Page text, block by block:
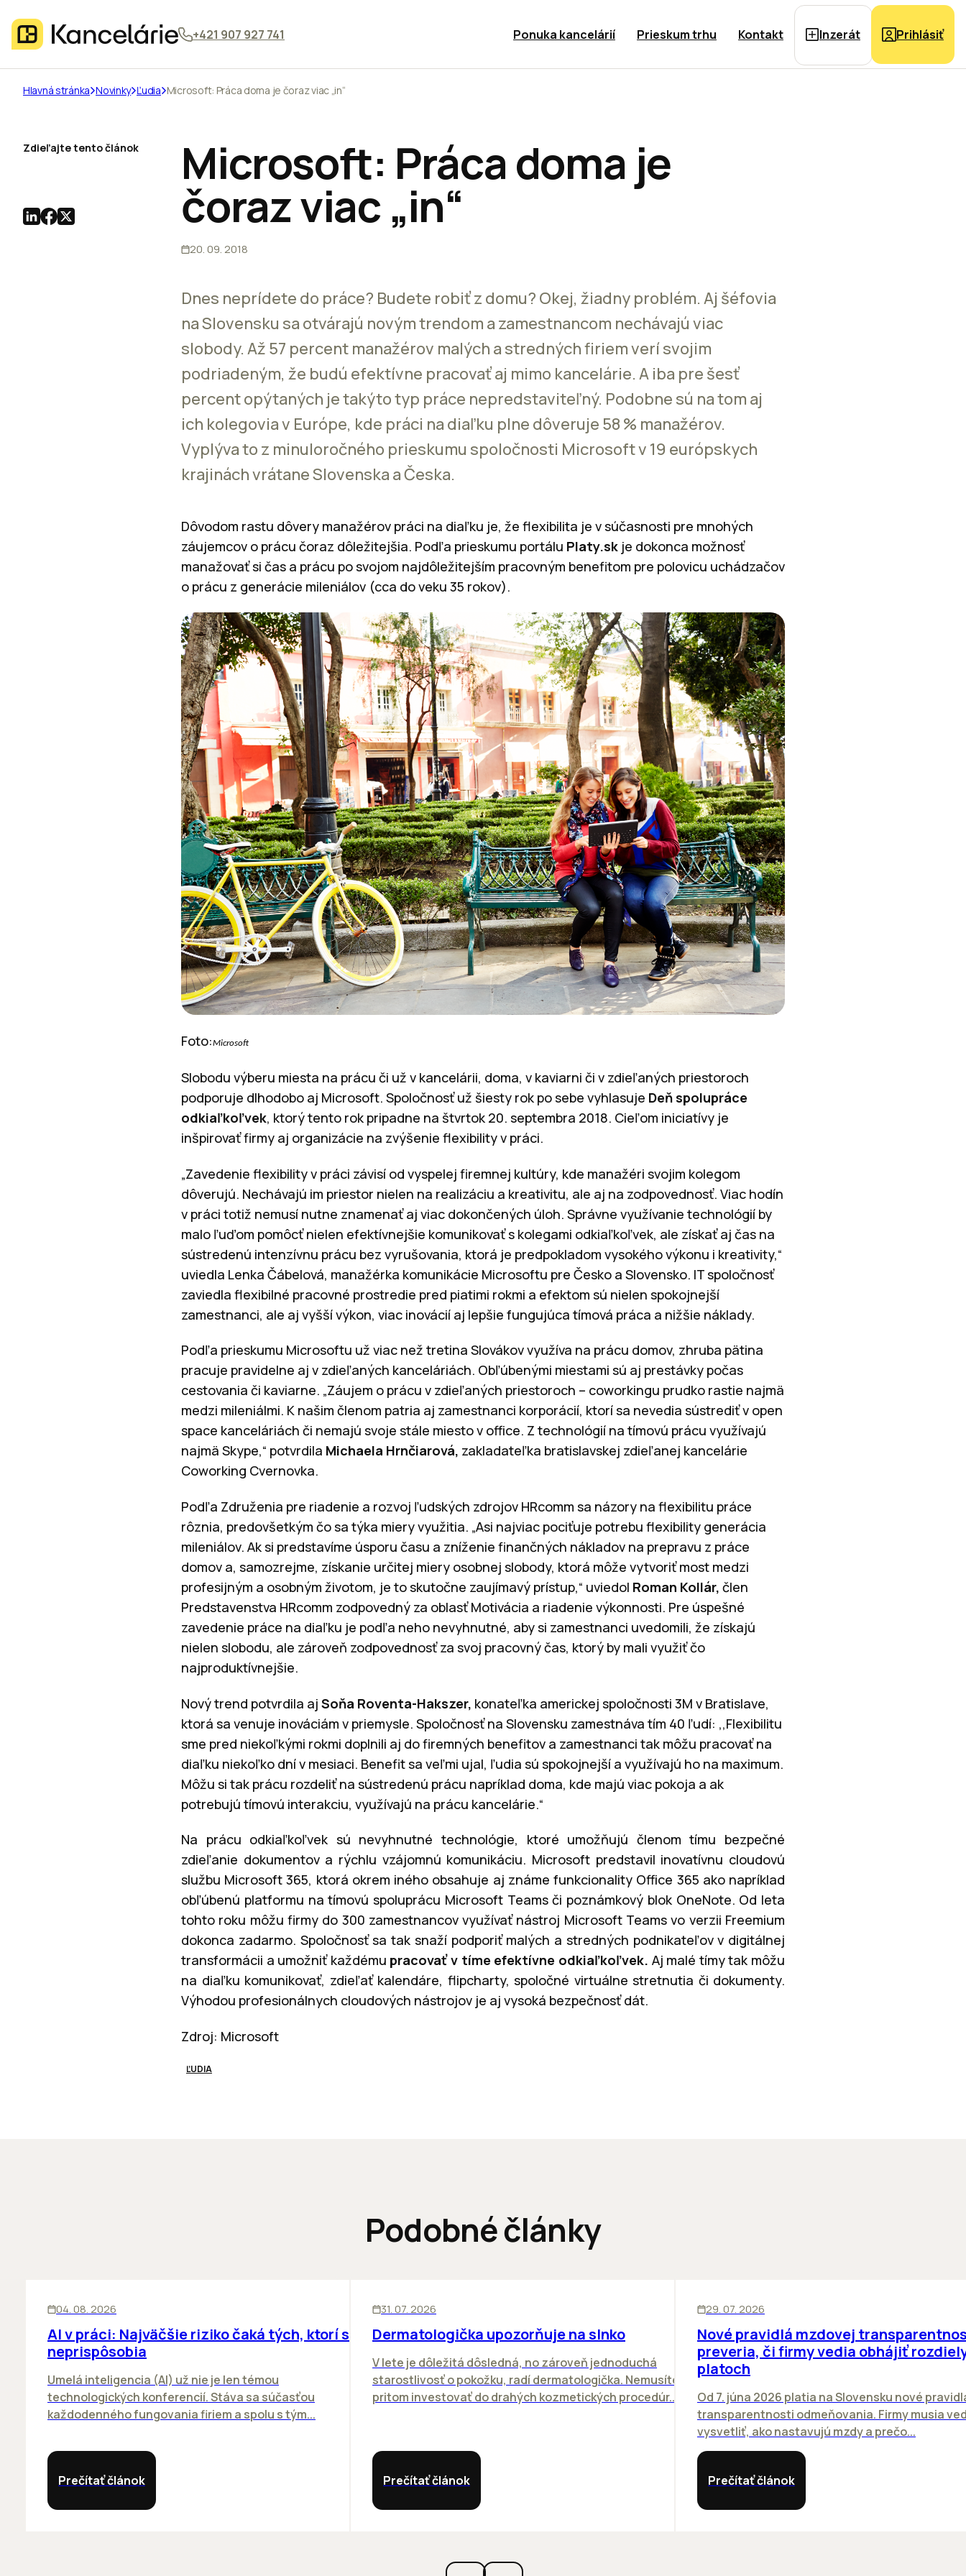
+421 907 927 741 Ponuka kancelárií Prieskum trhu Kontakt Inzerát Prihlásiť
Hlavná stránka Novinky Ľudia Microsoft: Práca doma je čoraz viac „in“
Microsoft: Práca doma je
čoraz viac „in“
20. 09. 2018
Dnes neprídete do práce? Budete robiť z domu? Okej, žiadny problém. Aj šéfovia
na Slovensku sa otvárajú novým trendom a zamestnancom nechávajú viac
slobody. Až 57 percent manažérov malých a stredných firiem verí svojim
podriadeným, že budú efektívne pracovať aj mimo kancelárie. A iba pre šesť
percent opýtaných je takýto typ práce nepredstaviteľný. Podobne sú na tom aj
ich kolegovia v Európe, kde práci na diaľku plne dôveruje 58 % manažérov.
Vyplýva to z minuloročného prieskumu spoločnosti Microsoft v 19 európskych
krajinách vrátane Slovenska a Česka.
Dôvodom rastu dôvery manažérov práci na diaľku je, že flexibilita je v súčasnosti pre mnohých
záujemcov o prácu čoraz dôležitejšia. Podľa prieskumu portálu Platy.sk je dokonca možnosť
manažovať si čas a prácu po svojom najdôležitejším pracovným benefitom pre polovicu uchádzačov
o prácu z generácie mileniálov (cca do veku 35 rokov).
Foto:Microsoft
Slobodu výberu miesta na prácu či už v kancelárii, doma, v kaviarni či v zdieľaných priestoroch
podporuje dlhodobo aj Microsoft. Spoločnosť už šiesty rok po sebe vyhlasuje Deň spolupráce
odkiaľkoľvek, ktorý tento rok pripadne na štvrtok 20. septembra 2018. Cieľom iniciatívy je
inšpirovať firmy aj organizácie na zvýšenie flexibility v práci.
„Zavedenie flexibility v práci závisí od vyspelej firemnej kultúry, kde manažéri svojim kolegom
dôverujú. Nechávajú im priestor nielen na realizáciu a kreativitu, ale aj na zodpovednosť. Viac hodín
v práci totiž nemusí nutne znamenať aj viac dokončených úloh. Správne využívanie technológií by
malo ľuďom pomôcť nielen efektívnejšie komunikovať s kolegami odkiaľkoľvek, ale získať aj čas na
sústredenú intenzívnu prácu bez vyrušovania, ktorá je predpokladom vysokého výkonu i kreativity,“
uviedla Lenka Čábelová, manažérka komunikácie Microsoftu pre Česko a Slovensko. IT spoločnosť
zaviedla flexibilné pracovné prostredie pred piatimi rokmi a efektom sú nielen spokojnejší
zamestnanci, ale aj vyšší výkon, viac inovácií aj lepšie fungujúca tímová práca a nižšie náklady.
Podľa prieskumu Microsoftu už viac než tretina Slovákov využíva na prácu domov, zhruba pätina
pracuje pravidelne aj v zdieľaných kanceláriách. Obľúbenými miestami sú aj prestávky počas
cestovania či kaviarne. „Záujem o prácu v zdieľaných priestoroch – coworkingu prudko rastie najmä
medzi mileniálmi. K našim členom patria aj zamestnanci korporácií, ktorí sa nevedia sústrediť v open
space kanceláriách či nemajú svoje stále miesto v office. Z technológií na tímovú prácu využívajú
najmä Skype,“ potvrdila Michaela Hrnčiarová, zakladateľka bratislavskej zdieľanej kancelárie
Coworking Cvernovka.
Podľa Združenia pre riadenie a rozvoj ľudských zdrojov HRcomm sa názory na flexibilitu práce
rôznia, predovšetkým čo sa týka miery využitia. „Asi najviac pociťuje potrebu flexibility generácia
mileniálov. Ak si predstavíme úsporu času a zníženie finančných nákladov na prepravu z práce
domov a, samozrejme, získanie určitej miery osobnej slobody, ktorá môže vytvoriť most medzi
profesijným a osobným životom, je to skutočne zaujímavý prístup,“ uviedol Roman Kollár, člen
Predstavenstva HRcomm zodpovedný za oblasť Motivácia a riadenie výkonnosti. Pre úspešné
zavedenie práce na diaľku je podľa neho nevyhnutné, aby si zamestnanci uvedomili, že získajú
nielen slobodu, ale zároveň zodpovednosť za svoj pracovný čas, ktorý by mali využiť čo
najproduktívnejšie.
Nový trend potvrdila aj Soňa Roventa-Hakszer, konateľka americkej spoločnosti 3M v Bratislave,
ktorá sa venuje inováciám v priemysle. Spoločnosť na Slovensku zamestnáva tím 40 ľudí: ,,Flexibilitu
sme pred niekoľkými rokmi doplnili aj do firemných benefitov a zamestnanci tak môžu pracovať na
diaľku niekoľko dní v mesiaci. Benefit sa veľmi ujal, ľudia sú spokojnejší a využívajú ho na maximum.
Môžu si tak prácu rozdeliť na sústredenú prácu napríklad doma, kde majú viac pokoja a ak
potrebujú tímovú interakciu, využívajú na prácu kancelárie.“
Na prácu odkiaľkoľvek sú nevyhnutné technológie, ktoré umožňujú členom tímu bezpečné
zdieľanie dokumentov a rýchlu vzájomnú komunikáciu. Microsoft predstavil inovatívnu cloudovú
službu Microsoft 365, ktorá okrem iného obsahuje aj známe funkcionality Office 365 ako napríklad
obľúbenú platformu na tímovú spoluprácu Microsoft Teams či poznámkový blok OneNote. Od leta
tohto roku môžu firmy do 300 zamestnancov využívať nástroj Microsoft Teams vo verzii Freemium
dokonca zadarmo. Spoločnosť sa tak snaží podporiť malých a stredných podnikateľov v digitálnej
transformácii a umožniť každému pracovať v tíme efektívne odkiaľkoľvek. Aj malé tímy tak môžu
na diaľku komunikovať, zdieľať kalendáre, flipcharty, spoločné virtuálne stretnutia či dokumenty.
Výhodou profesionálnych cloudových nástrojov je aj vysoká bezpečnosť dát.
Zdroj: Microsoft
ĽUDIA
Zdieľajte tento článok
Podobné články
04. 08. 2026
AI v práci: Najväčšie riziko čaká tých, ktorí sa
neprispôsobia
Umelá inteligencia (AI) už nie je len témou
technologických konferencií. Stáva sa súčasťou
každodenného fungovania firiem a spolu s tým...
Prečítať článok
31. 07. 2026
Dermatologička upozorňuje na slnko
V lete je dôležitá dôsledná, no zároveň jednoduchá
starostlivosť o pokožku, radí dermatologička. Nemusíte
pritom investovať do drahých kozmetických procedúr...
Prečítať článok
29. 07. 2026
Nové pravidlá mzdovej
preveria, či firmy vedia obhájiť
platoch
Od 7. júna 2026 platia na Slovensku nové
transparentnosti odmeňovania. Firmy musia
vysvetliť, ako nastavujú mzdy a prečo...
Prečítať článok